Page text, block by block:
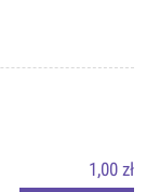
1,00 zł